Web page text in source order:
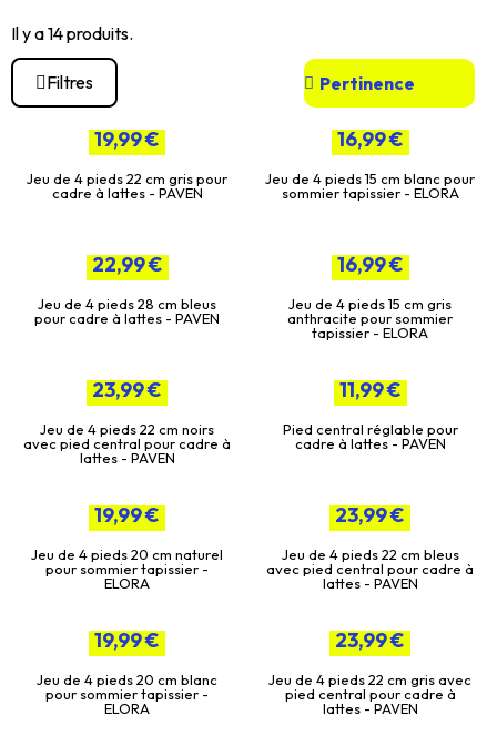
Il y a 14 produits.
Filtres
19,99 €
Jeu de 4 pieds 22 cm gris pour
cadre à lattes - PAVEN
16,99 €
Jeu de 4 pieds 15 cm blanc pour
sommier tapissier - ELORA
22,99 €
Jeu de 4 pieds 28 cm bleus
pour cadre à lattes - PAVEN
16,99 €
Jeu de 4 pieds 15 cm gris
anthracite pour sommier
tapissier - ELORA
23,99 €
Jeu de 4 pieds 22 cm noirs
avec pied central pour cadre à
lattes - PAVEN
11,99 €
Pied central réglable pour
cadre à lattes - PAVEN
19,99 €
Jeu de 4 pieds 20 cm naturel
pour sommier tapissier -
ELORA
23,99 €
Jeu de 4 pieds 22 cm bleus
avec pied central pour cadre à
lattes - PAVEN
19,99 €
Jeu de 4 pieds 20 cm blanc
pour sommier tapissier -
ELORA
23,99 €
Jeu de 4 pieds 22 cm gris avec
pied central pour cadre à
lattes - PAVEN